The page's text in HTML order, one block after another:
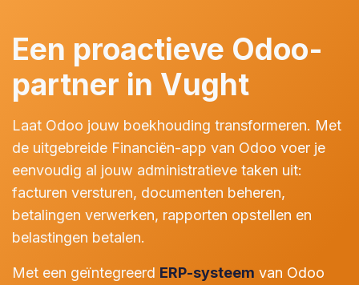
Een proactieve Odoo-
partner in Vught
Laat Odoo jouw boekhouding transformeren. Met
de uitgebreide Financiën-app van Odoo voer je
eenvoudig al jouw administratieve taken uit:
facturen versturen, documenten beheren,
betalingen verwerken, rapporten opstellen en
belastingen betalen.
Met een geïntegreerd ERP-systeem van Odoo